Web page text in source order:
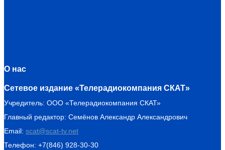
О нас
Сетевое издание «Телерадиокомпания СКАТ»
Учредитель: ООО «Телерадиокомпания СКАТ»
Главный редактор: Семёнов Александр Александрович
Email: scat@scat-tv.net
Телефон: +7(846) 928-30-30